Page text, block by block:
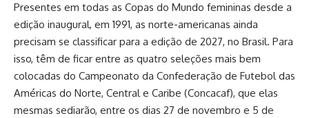
Presentes em todas as Copas do Mundo femininas desde a
edição inaugural, em 1991, as norte-americanas ainda
precisam se classificar para a edição de 2027, no Brasil. Para
isso, têm de ficar entre as quatro seleções mais bem
colocadas do Campeonato da Confederação de Futebol das
Américas do Norte, Central e Caribe (Concacaf), que elas
mesmas sediarão, entre os dias 27 de novembro e 5 de